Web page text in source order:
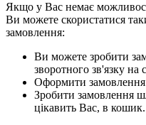
Якщо у Вас немає
Ви можете скористатися
замовлення:
Ви можете зробити
зворотного зв'язку на
Оформити
Зробити замовлення
цікавить Вас, в кошик.